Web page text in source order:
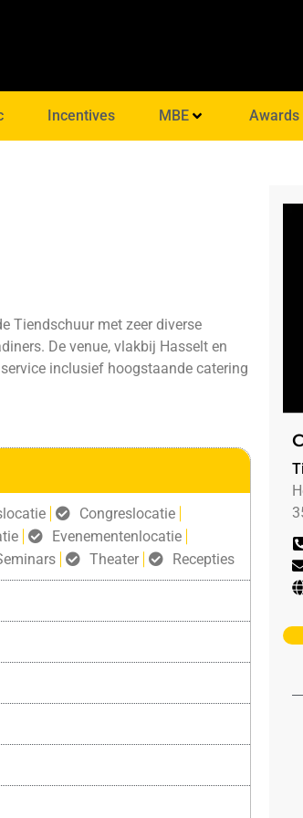
Incentives MBE Awards
Tiendschuur met zeer diverse
De venue, vlakbij Hasselt en
inclusief hoogstaande catering
Congreslocatie
Evenementenlocatie
Theater Recepties